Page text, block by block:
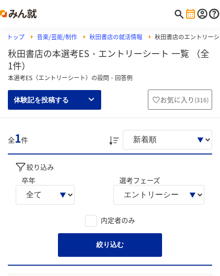
トップ 音楽/芸能/制作 秋田書店の就活情報 秋田書店のエントリー
秋田書店の本選考ES・エントリーシート 一覧 （全
1件）
本選考ES（エントリーシート）の設問・回答例
体験記を投稿する お気に入り (316)
全1件
絞り込み
卒年
選考フェーズ
内定者のみ
絞り込む